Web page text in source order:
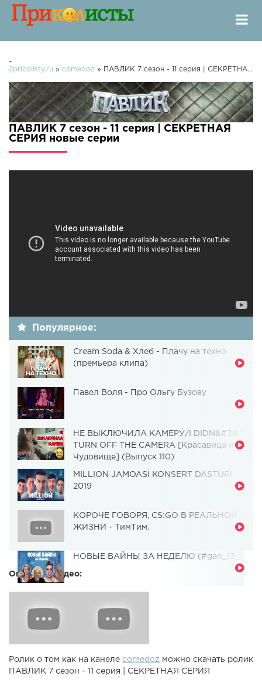
-
2pricolisty.ru » comedoz » ПАВЛИК 7 сезон - 11 серия | СЕКРЕТНАЯ СЕРИЯ
ПАВЛИК 7 сезон - 11 серия | СЕКРЕТНАЯ
СЕРИЯ новые серии
Популярное:
Cream Soda & Хлеб - Плачу на техно
(премьера клипа)
Павел Воля - Про Ольгу Бузову
НЕ ВЫКЛЮЧИЛА КАМЕРУ/I DIDN&#39;T
TURN OFF THE CAMERA [Красавица и
Чудовище] (Выпуск 110)
MILLION JAMOASI KONSERT DASTURI
2019
КОРОЧЕ ГОВОРЯ, CS:GO В РЕАЛЬНОЙ
ЖИЗНИ - ТимТим.
НОВЫЕ ВАЙНЫ ЗА НЕДЕЛЮ (#gan_13_)
Описание видео:
Ролик о том как на канеле comedoz можно скачать ролик
ПАВЛИК 7 сезон - 11 серия | СЕКРЕТНАЯ СЕРИЯ